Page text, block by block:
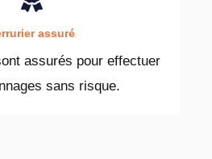
assuré
assurés pour effectuer
sans risque.